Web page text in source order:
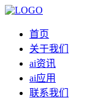
首页
关于我们
ai资讯
ai应用
联系我们